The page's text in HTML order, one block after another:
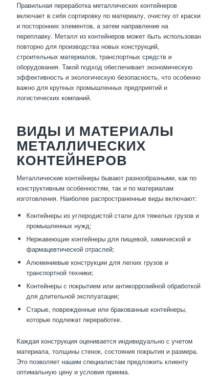
Правильная переработка металлических контейнеров
включает в себя сортировку по материалу, очистку от краски
и посторонних элементов, а затем направление на
переплавку. Металл из контейнеров может быть использован
повторно для производства новых конструкций,
строительных материалов, транспортных средств и
оборудования. Такой подход обеспечивает экономическую
эффективность и экологическую безопасность, что особенно
важно для крупных промышленных предприятий и
логистических компаний.
ВИДЫ И МАТЕРИАЛЫ
МЕТАЛЛИЧЕСКИХ
КОНТЕЙНЕРОВ
Металлические контейнеры бывают разнообразными, как по
конструктивным особенностям, так и по материалам
изготовления. Наиболее распространенные виды включают:
Контейнеры из углеродистой стали для тяжелых грузов и
промышленных нужд;
Нержавеющие контейнеры для пищевой, химической и
фармацевтической отраслей;
Алюминиевые конструкции для легких грузов и
транспортной техники;
Контейнеры с покрытием или антикоррозийной обработкой
для длительной эксплуатации;
Старые, поврежденные или бракованные контейнеры,
которые подлежат переработке.
Каждая конструкция оценивается индивидуально с учетом
материала, толщины стенок, состояния покрытия и размера.
Это позволяет нашим специалистам предложить клиенту
оптимальную цену и условия приема.